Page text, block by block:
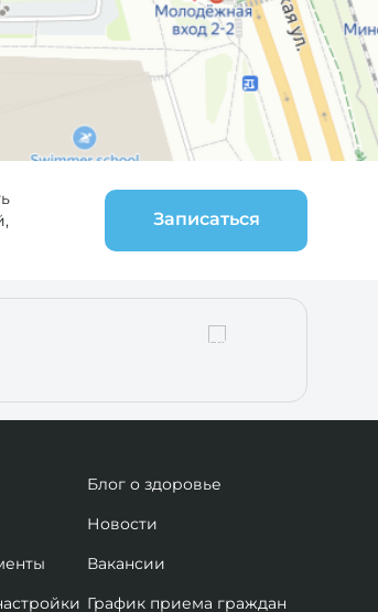
Записаться
Блог о здоровье
Новости
Вакансии
График приема граждан